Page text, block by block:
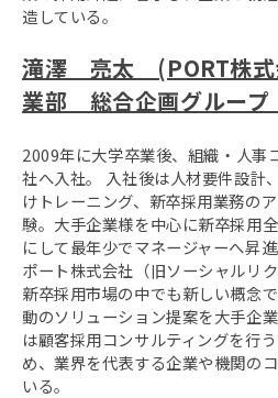
造している。
滝澤 亮太 (PORT株
業部 総合企画グルー
2009年に大学卒業後、組織・人事
社へ入社。 入社後は人材要件設計
けトレーニング、新卒採用業務の
験。大手企業様を中心に新卒採用
にして最年少でマネージャーへ昇
ポート株式会社（旧ソーシャルリ
新卒採用市場の中でも新しい概念
動のソリューション提案を大手企
は顧客採用コンサルティングを行
め、業界を代表する企業や機関の
いる。